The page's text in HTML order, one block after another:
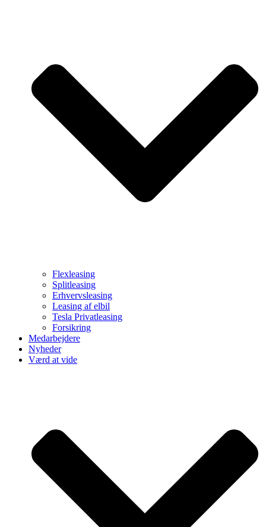
Flexleasing
Splitleasing
Erhvervsleasing
Leasing af elbil
Tesla Privatleasing
Forsikring
Medarbejdere
Nyheder
Værd at vide